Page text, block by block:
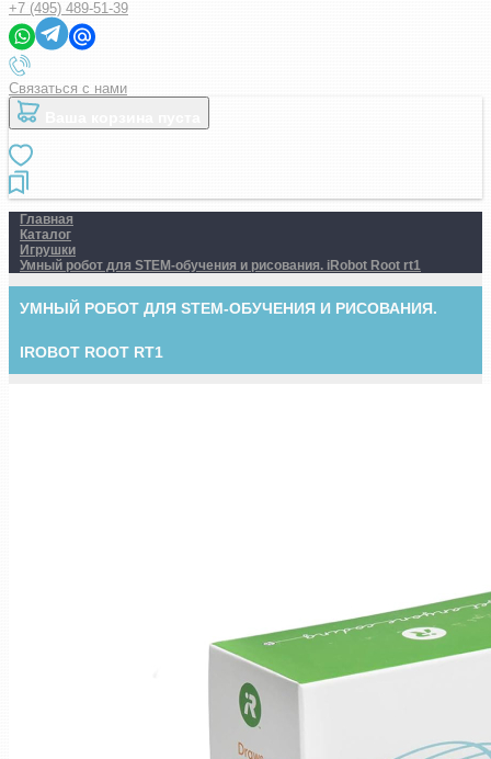
+7 (495) 489-51-39
Связаться с нами
Главная
Каталог
Игрушки
Умный робот для STEM-обучения и рисования. iRobot Root rt1
УМНЫЙ РОБОТ ДЛЯ STEM-ОБУЧЕНИЯ И РИСОВАНИЯ.
IROBOT ROOT RT1